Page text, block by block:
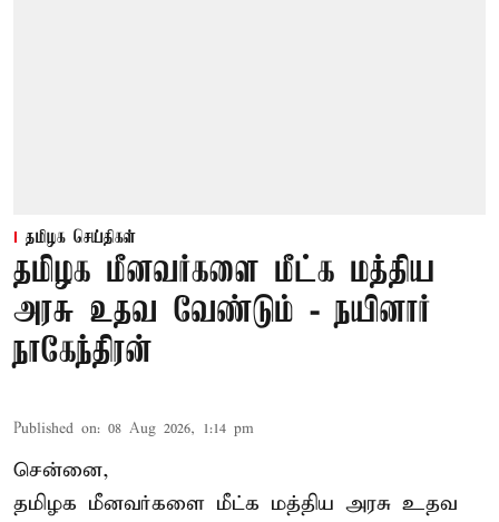
தமிழக செய்திகள்
தமிழக மீனவர்களை மீட்க மத்திய
அரசு உதவ வேண்டும் - நயினார்
நாகேந்திரன்
Published on: 08 Aug 2026, 1:14 pm
சென்னை,
தமிழக மீனவர்களை மீட்க மத்திய அரசு உதவ